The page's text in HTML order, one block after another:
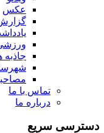
عکس
تماس با ما
درباره ما
دسترسی سریع